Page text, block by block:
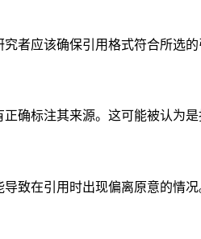
者应该确保引用格式符合所选
确标注其来源。这可能被认为
致在引用时出现偏离原意的情